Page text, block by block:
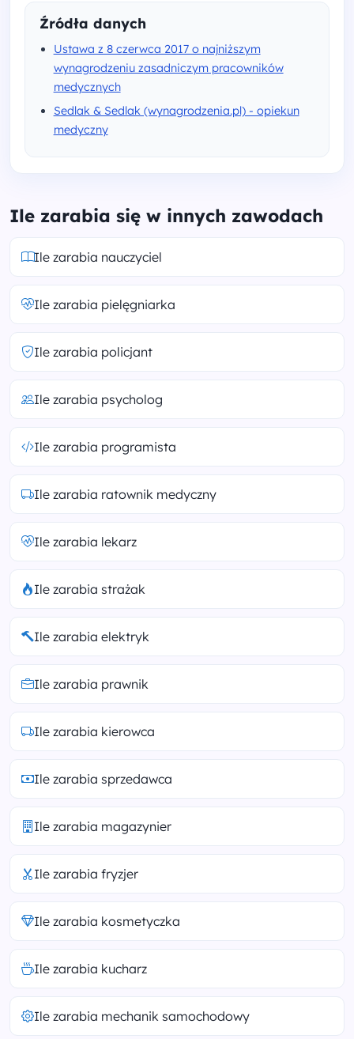
Źródła danych
Ustawa z 8 czerwca 2017 o najniższym
wynagrodzeniu zasadniczym pracowników
medycznych
Sedlak & Sedlak (wynagrodzenia.pl) - opiekun
medyczny
Ile zarabia się w innych zawodach
Ile zarabia nauczyciel
Ile zarabia pielęgniarka
Ile zarabia policjant
Ile zarabia psycholog
Ile zarabia programista
Ile zarabia ratownik medyczny
Ile zarabia lekarz
Ile zarabia strażak
Ile zarabia elektryk
Ile zarabia prawnik
Ile zarabia kierowca
Ile zarabia sprzedawca
Ile zarabia magazynier
Ile zarabia fryzjer
Ile zarabia kosmetyczka
Ile zarabia kucharz
Ile zarabia mechanik samochodowy